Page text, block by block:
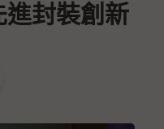
進封裝創新